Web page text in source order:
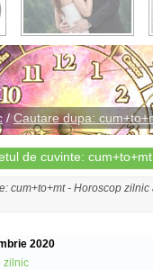
/ Cautare dupa:
de cuvinte: cum+to+mt
cum+to+mt - Horoscop
2020
zilnic